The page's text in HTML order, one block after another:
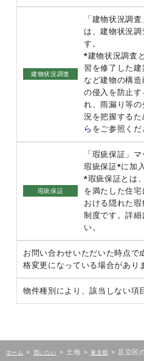
建物状況調査
「建物状況調
は、建物状況
す。
*建物状況調査
習を修了した
など建物の構
の侵入を防止
れ、雨漏り等
況を把握する
ら をご参照くだ
瑕疵保証
「瑕疵保証」
瑕疵保証*に加
*瑕疵保証とは
を満たした住
おける隠れた
制度です。詳細
い。
お問い合わせいただいた時点で
格変更になっている場合があり
物件種別により、該当しない項
ホーム > 買いたい > 土地 > 東京都 > 足立区